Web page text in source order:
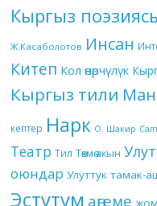
Кыргыз
Ж.Касаболотов Инсан
Китеп Кол өнөрчүлүк
Кыргыз тили
кептер Нарк О. Шакир
Театр Тил Төкмө акын
оюндар Улуттук тамак-
Эстутум аңгеме